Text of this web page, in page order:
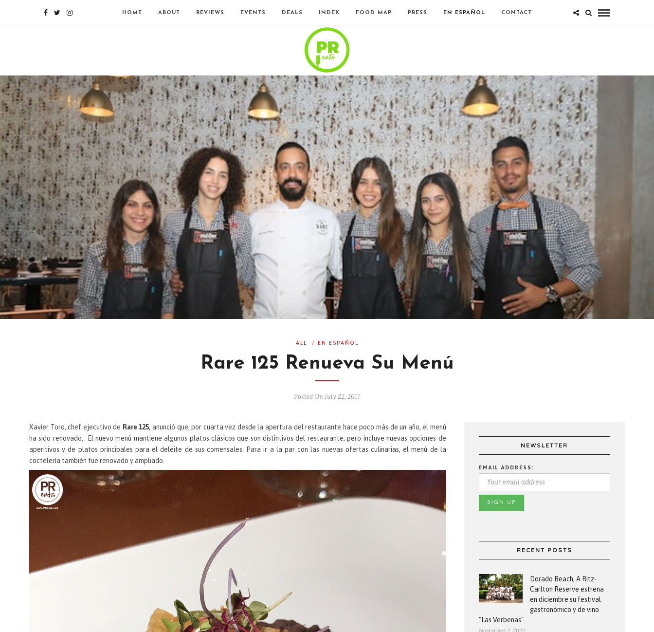
HOME ABOUT REVIEWS EVENTS DEALS INDEX FOOD MAP PRESS EN ESPAÑOL CONTACT
ALL / EN ESPAÑOL
Rare 125 Renueva Su Menú
Posted On July 22, 2017
Xavier Toro, chef ejecutivo de Rare 125, anunció que, por cuarta vez desde la apertura del restaurante hace poco más de un año, el menú
ha sido renovado. El nuevo menú mantiene algunos platos clásicos que son distintivos del restaurante, pero incluye nuevas opciones de
aperitivos y de platos principales para el deleite de sus comensales. Para ir a la par con las nuevas ofertas culinarias, el menú de la
coctelería también fue renovado y ampliado.
NEWSLETTER
EMAIL ADDRESS:
RECENT POSTS
Dorado Beach, A Ritz-
Carlton Reserve estrena
en diciembre su festival
gastronómico y de vino
"Las Verbenas"
November 2, 2022